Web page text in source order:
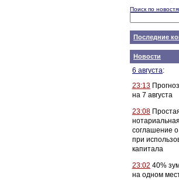
Поиск по
Последние
Новости
6 августа:
23:13
на 7 августа
23:08
соглашение
при
капитала
23:02 40%
на одном